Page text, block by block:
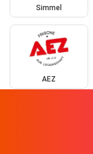
Simmel
AEZ